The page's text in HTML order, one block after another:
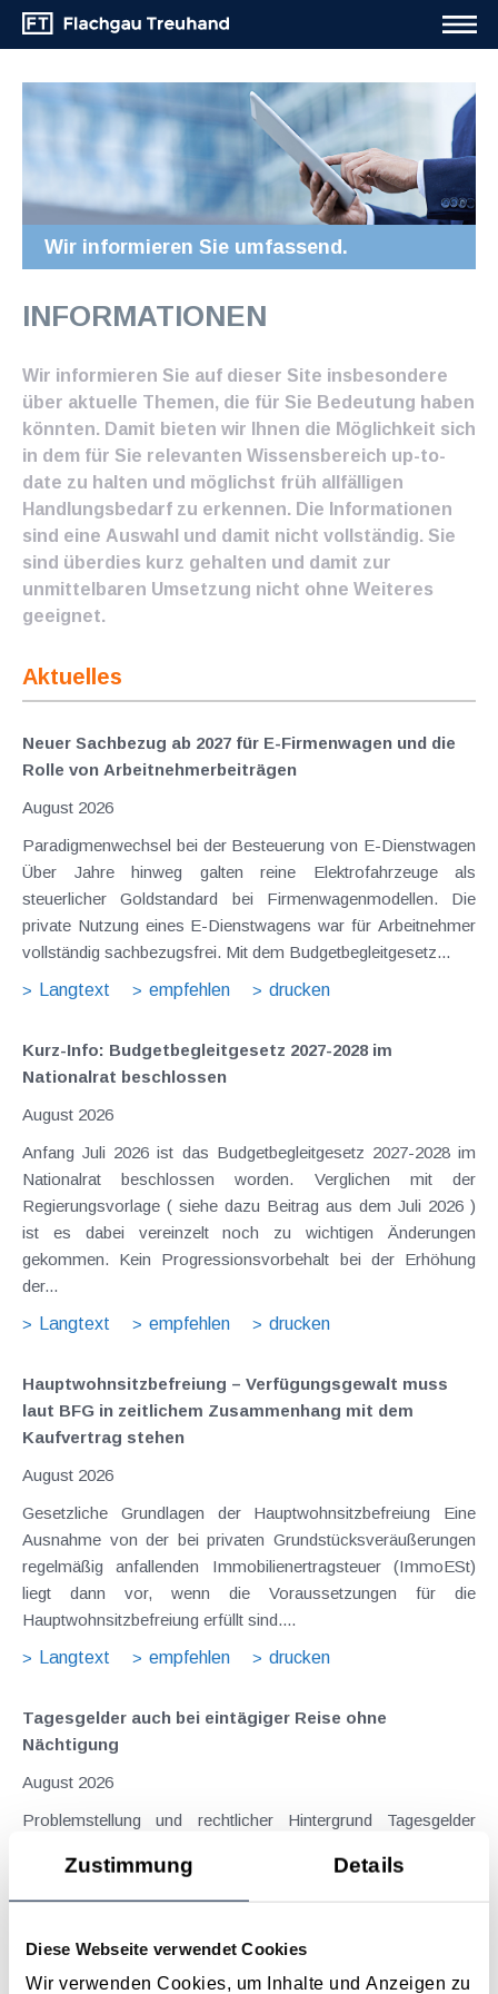
Zustimmung Details
Diese Webseite verwendet Cookies
Wir verwenden Cookies, um Inhalte und Anzeigen zu
Wir informieren Sie umfassend.
INFORMATIONEN
Wir informieren Sie auf dieser Site insbesondere
über aktuelle Themen, die für Sie Bedeutung haben
könnten. Damit bieten wir Ihnen die Möglichkeit sich
in dem für Sie relevanten Wissensbereich up-to-
date zu halten und möglichst früh allfälligen
Handlungsbedarf zu erkennen. Die Informationen
sind eine Auswahl und damit nicht vollständig. Sie
sind überdies kurz gehalten und damit zur
unmittelbaren Umsetzung nicht ohne Weiteres
geeignet.
Aktuelles
Neuer Sachbezug ab 2027 für E-Firmenwagen und die
Rolle von Arbeitnehmer​­beiträgen
August 2026
Paradigmenwechsel bei der Besteuerung von E-Dienstwagen
Über Jahre hinweg galten reine Elektrofahrzeuge als
steuerlicher Goldstandard bei Firmenwagenmodellen. Die
private Nutzung eines E-Dienstwagens war für Arbeitnehmer
vollständig sachbezugsfrei. Mit dem Budgetbegleitgesetz...
Langtext
empfehlen drucken
Kurz-Info: Budgetbegleitgesetz 2027-2028 im
Nationalrat beschlossen
August 2026
Anfang Juli 2026 ist das Budgetbegleitgesetz 2027-2028 im
Nationalrat beschlossen worden. Verglichen mit der
Regierungsvorlage ( siehe dazu Beitrag aus dem Juli 2026 )
ist es dabei vereinzelt noch zu wichtigen Änderungen
gekommen. Kein Progressionsvorbehalt bei der Erhöhung
der...
Langtext
empfehlen drucken
Hauptwohnsitz​­befreiung – Verfügungsgewalt muss
laut BFG in zeitlichem Zusammenhang mit dem
Kaufvertrag stehen
August 2026
Gesetzliche Grundlagen der Hauptwohnsitzbefreiung Eine
Ausnahme von der bei privaten Grundstücksveräußerungen
regelmäßig anfallenden Immobilienertragsteuer (ImmoESt)
liegt dann vor, wenn die Voraussetzungen für die
Hauptwohnsitzbefreiung erfüllt sind....
Langtext
empfehlen drucken
Tagesgelder auch bei eintägiger Reise ohne
Nächtigung
August 2026
Problemstellung und rechtlicher Hintergrund Tagesgelder
im Zuge von Dienstreisen (beruflich bedingten Reisen) durch
die Unkenntnis über die lokale Gastronomie resultieren –